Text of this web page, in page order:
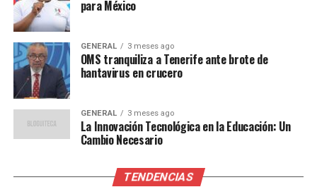
personas en situaciones desesperadas”, señaló el
analista de seguridad, Alejandro Hope.
En comparación con otras ciudades latinoamericanas, la
Ciudad de México aún mantiene índices de criminalidad
relativamente bajos, pero el reciente aumento es un
recordatorio de la necesidad de políticas públicas
efectivas y sostenibles.
Implicaciones y Perspectivas
para México
GENERAL 3 meses ago
OMS tranquiliza a Tenerife ante brote de
hantavirus en crucero
GENERAL 3 meses ago
La Innovación Tecnológica en la Educación: Un
Cambio Necesario
TENDENCIAS